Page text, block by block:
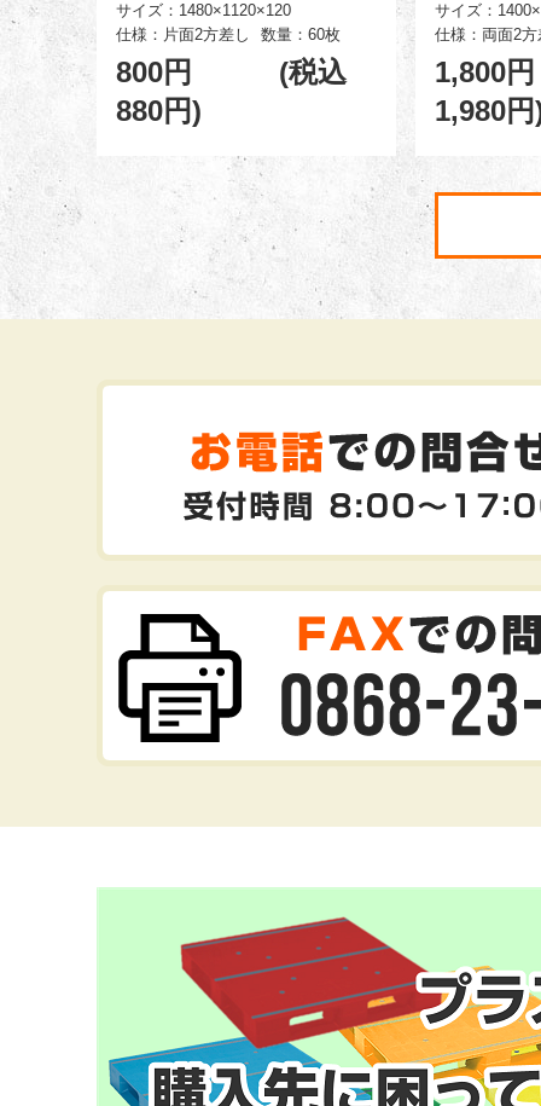
サイズ：1480×1120×120
仕様：片面2方差し
数量：60枚
800円 (税込
880円)
サイズ：
仕様：両面2方
1,800
1,980円